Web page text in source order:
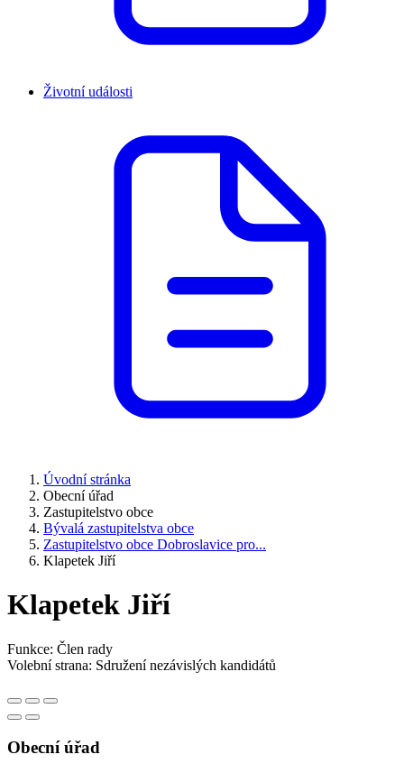
Životní události
Úvodní stránka
Obecní úřad
Zastupitelstvo obce
Bývalá zastupitelstva obce
Zastupitelstvo obce Dobroslavice pro...
Klapetek Jiří
Klapetek Jiří
Funkce: Člen rady
Volební strana: Sdružení nezávislých kandidátů
Obecní úřad